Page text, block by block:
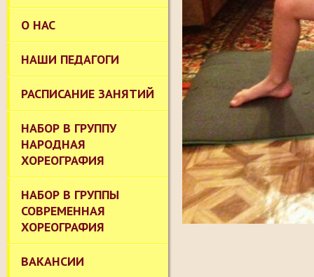
О НАС
НАШИ ПЕДАГОГИ
РАСПИСАНИЕ ЗАНЯТИЙ
НАБОР В ГРУППУ
НАРОДНАЯ
ХОРЕОГРАФИЯ
НАБОР В ГРУППЫ
СОВРЕМЕННАЯ
ХОРЕОГРАФИЯ
ВАКАНСИИ